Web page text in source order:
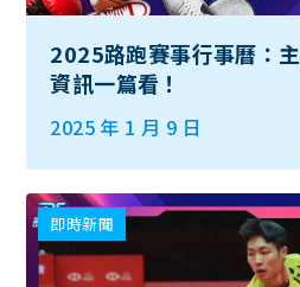
2025路跑賽事行事曆：
資訊一篇看！
2025 年 1 月 9 日
即時新聞